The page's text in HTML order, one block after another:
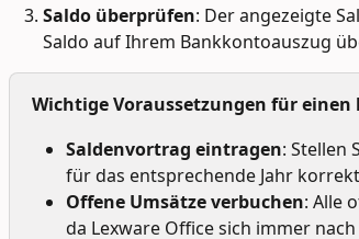
Saldo überprüfen: Der angezeigte
Saldo auf Ihrem Bankkontoauszug
Wichtige Voraussetzungen für
Saldenvortrag eintragen: Stellen
für das entsprechende Jahr
Offene Umsätze verbuchen: Alle
da Lexware Office sich immer